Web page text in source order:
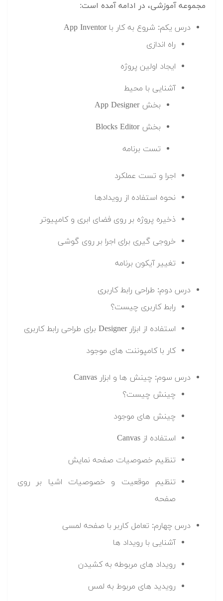
مجموعه آموزشی، در ادامه آمده است:
درس یکم: شروع به کار با App Inventor
راه اندازی
ایجاد اولین پروژه
آشنایی با محیط
بخش App Designer
بخش Blocks Editor
تست برنامه
اجرا و تست عملکرد
نحوه استفاده از رویدادها
ذخیره پروژه بر روی فضای ابری و کامپیوتر
خروجی گیری برای اجرا بر روی گوشی
تغییر آیکون برنامه
درس دوم: طراحی رابط کاربری
رابط کاربری چیست؟
استفاده از ابزار Designer برای طراحی رابط کاربری
کار با کامپوننت های موجود
درس سوم: چینش ها و ابزار Canvas
چینش چیست؟
چینش های موجود
استفاده از Canvas
تنظیم خصوصیات صفحه نمایش
تنظیم موقعیت و خصوصیات اشیا بر روی
صفحه
درس چهارم: تعامل کاربر با صفحه لمسی
آشنایی با رویداد ها
رویداد های مربوطه به کشیدن
رویدید های مربوط به لمس